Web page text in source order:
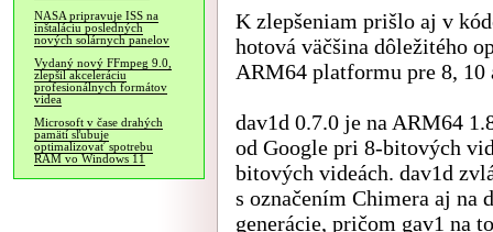
NASA pripravuje ISS na
inštaláciu posledných
nových solárnych panelov
Vydaný nový FFmpeg 9.0,
zlepšil akceleráciu
profesionálnych formátov
videa
Microsoft v čase drahých
pamätí sľubuje
optimalizovať spotrebu
RAM vo Windows 11
K zlepšeniam prišlo aj v
hotová väčšina dôležitého
ARM64 platformu pre 8,
dav1d 0.7.0 je na ARM64
od Google pri 8-bitových
bitových videách. dav1d
s označením Chimera aj na
generácie, pričom gav1 na